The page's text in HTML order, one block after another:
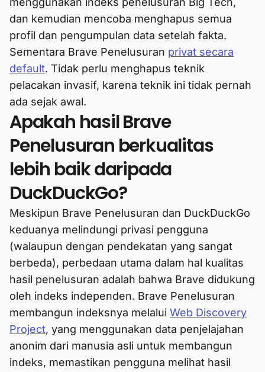
dan kemudian mencoba menghapus semua
profil dan pengumpulan data setelah fakta.
Sementara Brave Penelusuran privat secara
default. Tidak perlu menghapus teknik
pelacakan invasif, karena teknik ini tidak pernah
ada sejak awal.
Apakah hasil Brave
Penelusuran berkualitas
lebih baik daripada
DuckDuckGo?
Meskipun Brave Penelusuran dan DuckDuckGo
keduanya melindungi privasi pengguna
(walaupun dengan pendekatan yang sangat
berbeda), perbedaan utama dalam hal kualitas
hasil penelusuran adalah bahwa Brave didukung
oleh indeks independen. Brave Penelusuran
membangun indeksnya melalui Web Discovery
Project, yang menggunakan data penjelajahan
anonim dari manusia asli untuk membangun
indeks, memastikan pengguna melihat hasil